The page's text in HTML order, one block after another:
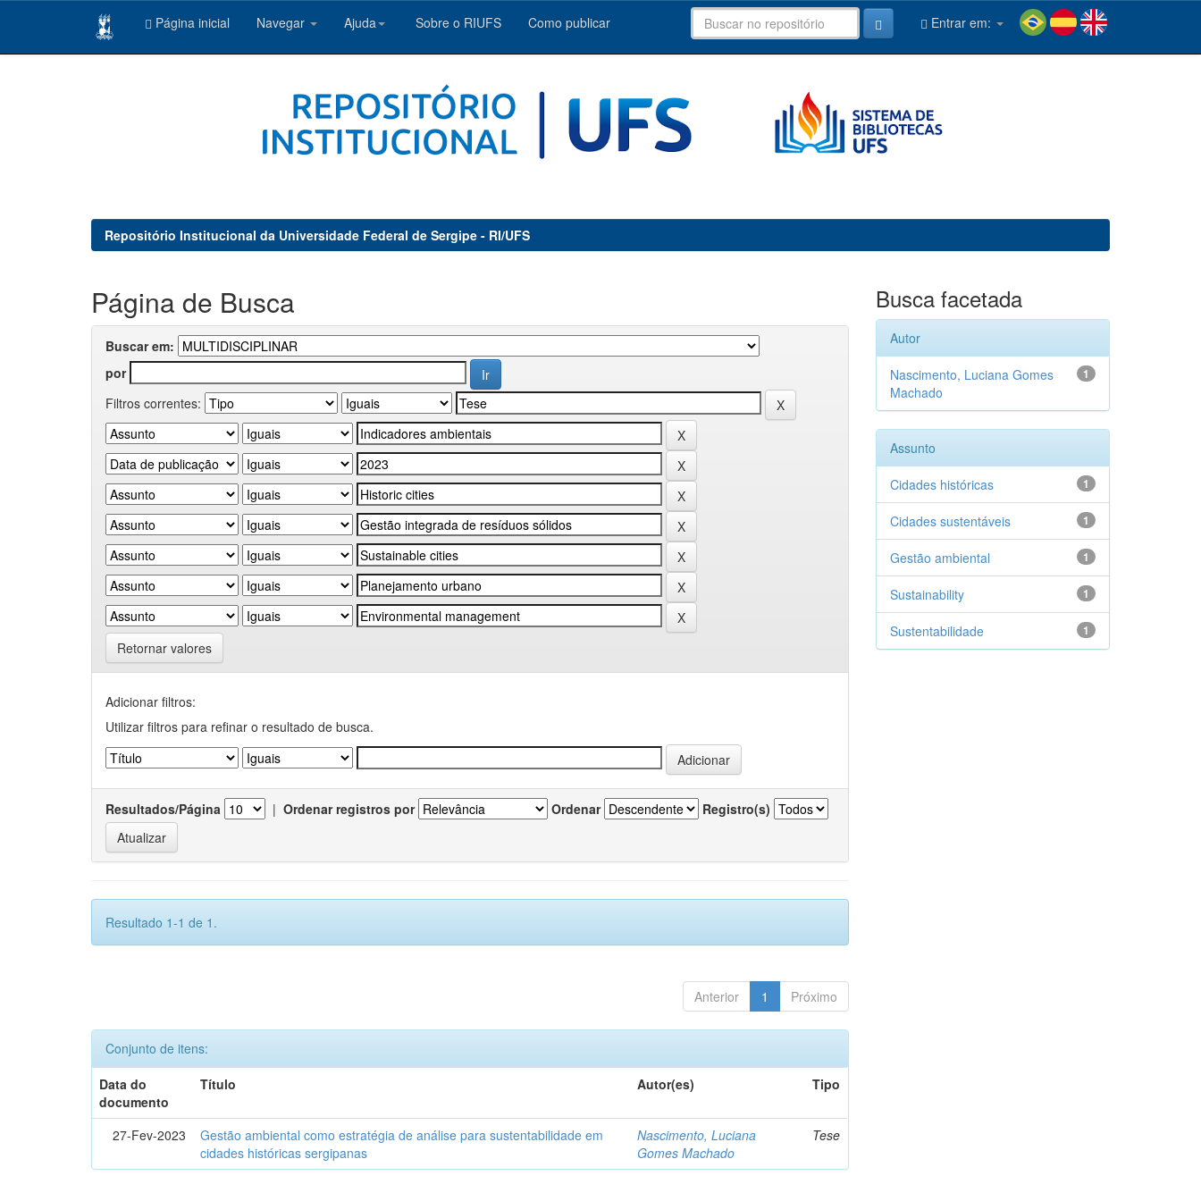
Página inicial Navegar Ajuda Sobre o RIUFS Como publicar Entrar em:
Repositório Institucional da Universidade Federal de Sergipe - RI/UFS
Página de Busca
Buscar em:
por
Filtros correntes:
Retornar valores
Adicionar filtros:
Utilizar filtros para refinar o resultado de busca.
Resultados/Página | Ordenar registros por Ordenar Registro(s)
Resultado 1-1 de 1.
Anterior 1 Próximo
Conjunto de itens:
Data do
documento
Título Autor(es) Tipo
27-Fev-2023
Gestão ambiental como estratégia de análise para sustentabilidade em
cidades históricas sergipanas
Nascimento, Luciana
Gomes Machado
Tese
Busca facetada
Autor
1
Nascimento, Luciana Gomes
Machado
Assunto
1
Cidades históricas
1
Cidades sustentáveis
1
Gestão ambiental
1
Sustainability
1
Sustentabilidade